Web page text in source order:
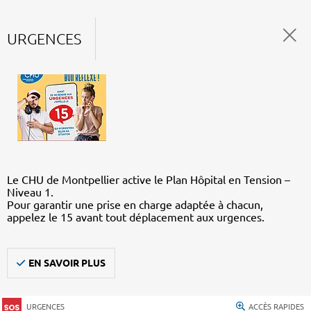
URGENCES
Le CHU de Montpellier active le Plan Hôpital en Tension –
Niveau 1.
Pour garantir une prise en charge adaptée à chacun,
appelez le 15 avant tout déplacement aux urgences.
EN SAVOIR PLUS
URGENCES ACCÈS RAPIDES